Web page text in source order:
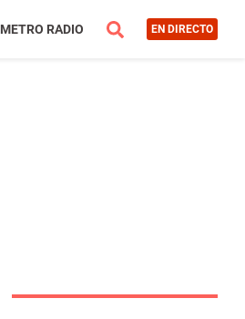
RADIO EN DIRECTO